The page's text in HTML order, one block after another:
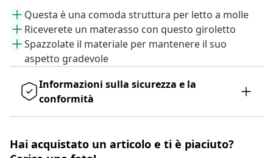
Questa è una comoda struttura per letto a molle
Riceverete un materasso con questo giroletto
Spazzolate il materiale per mantenere il suo
aspetto gradevole
Informazioni sulla sicurezza e la
conformità
Hai acquistato un articolo e ti è piaciuto?